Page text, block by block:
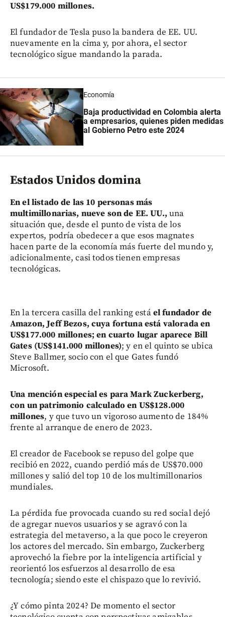
US$179.000 millones.
El fundador de Tesla puso la bandera de EE. UU.
nuevamente en la cima y, por ahora, el sector
tecnológico sigue mandando la parada.
Economía
Baja productividad en Colombia alerta
a empresarios, quienes piden medidas
al Gobierno Petro este 2024
Estados Unidos domina
En el listado de las 10 personas más
multimillonarias, nueve son de EE. UU., una
situación que, desde el punto de vista de los
expertos, podría obedecer a que esos magnates
hacen parte de la economía más fuerte del mundo y,
adicionalmente, casi todos tienen empresas
tecnológicas.
En la tercera casilla del ranking estáel fundador de
Amazon, Jeff Bezos, cuya fortuna está valorada en
US$177.000 millones; en cuarto lugar aparece Bill
Gates (US$141.000 millones); y en el quinto se ubica
Steve Ballmer, socio con el que Gates fundó
Microsoft.
Una mención especial es para Mark Zuckerberg,
con un patrimonio calculado en US$128.000
millones, y que tuvo un vigoroso aumento de 184%
frente al arranque de enero de 2023.
El creador de Facebook se repuso del golpe que
recibió en 2022, cuando perdió más de US$70.000
millones y salió del top 10 de los multimillonarios
mundiales.
La pérdida fue provocada cuando su red social dejó
de agregar nuevos usuarios y se agravó con la
estrategia del metaverso, a la que poco le creyeron
los actores del mercado. Sin embargo, Zuckerberg
aprovechó la fiebre por la inteligencia artificial y
reorientó los esfuerzos al desarrollo de esa
tecnología; siendo este el chispazo que lo revivió.
¿Y cómo pinta 2024? De momento el sector